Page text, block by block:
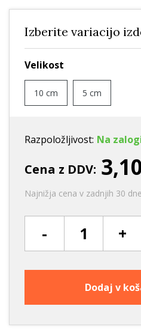
Izberite variacijo
Velikost
10 cm 5 cm
Razpoložljivost: Na
Cena z DDV:
Najnižja cena v zadnjih 30
- +
Dodaj v